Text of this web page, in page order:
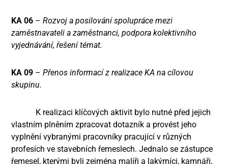
KA 06 –Rozvoj a posilování spolupráce mezi
zaměstnavateli a zaměstnanci, podpora kolektivního
vyjednávání, řešení témat.
KA 09 –Přenos informací z realizace KA na cílovou
skupinu.
K realizaci klíčových aktivit bylo nutné před jejich
vlastním plněním zpracovat dotazník a provést jeho
vyplnění vybranými pracovníky pracující v různých
profesích ve stavebních řemeslech. Jednalo se zástupce
řemesel, kterými byli zejména malíři a lakýrníci, kamnáři,